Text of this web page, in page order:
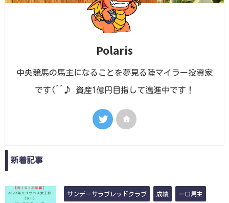
Polaris
中央競馬の馬主になることを夢見る陸マイラー投資家
です(^^♪ 資産1億円目指して邁進中です！
新着記事
サンデーサラブレッドクラブ 成績 一口馬主